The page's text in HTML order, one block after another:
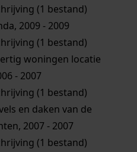
(1 bestand)
2009 - 2009
(1 bestand)
woningen locatie
- 2007
(1 bestand)
en daken van de
2007 - 2007
(1 bestand)